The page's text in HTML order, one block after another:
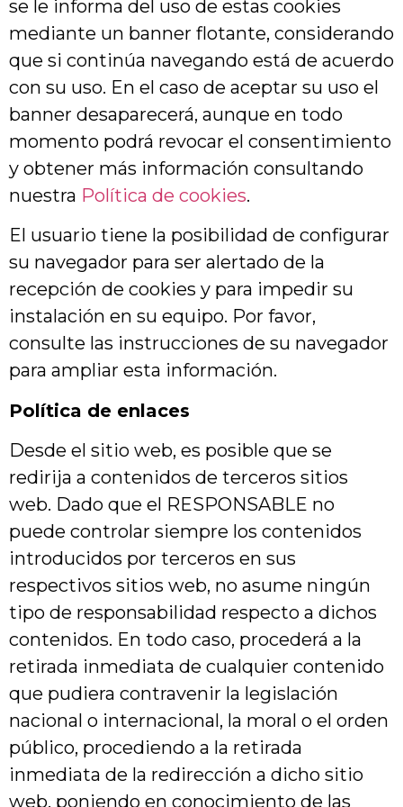
se le informa del uso de estas cookies
mediante un banner flotante, considerando
que si continúa navegando está de acuerdo
con su uso. En el caso de aceptar su uso el
banner desaparecerá, aunque en todo
momento podrá revocar el consentimiento
y obtener más información consultando
nuestra Política de cookies.
El usuario tiene la posibilidad de configurar
su navegador para ser alertado de la
recepción de cookies y para impedir su
instalación en su equipo. Por favor,
consulte las instrucciones de su navegador
para ampliar esta información.
Política de enlaces
Desde el sitio web, es posible que se
redirija a contenidos de terceros sitios
web. Dado que el RESPONSABLE no
puede controlar siempre los contenidos
introducidos por terceros en sus
respectivos sitios web, no asume ningún
tipo de responsabilidad respecto a dichos
contenidos. En todo caso, procederá a la
retirada inmediata de cualquier contenido
que pudiera contravenir la legislación
nacional o internacional, la moral o el orden
público, procediendo a la retirada
inmediata de la redirección a dicho sitio
web, poniendo en conocimiento de las